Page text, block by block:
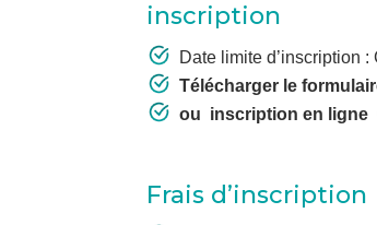
inscription
Date limite d’inscription :
Télécharger le
ou inscription en ligne
Frais d’inscription